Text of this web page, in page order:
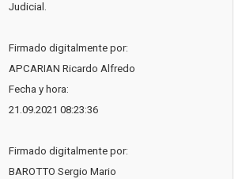
Judicial.
Firmado digitalmente por:
APCARIAN Ricardo Alfredo
Fecha y hora:
21.09.2021 08:23:36
Firmado digitalmente por:
BAROTTO Sergio Mario